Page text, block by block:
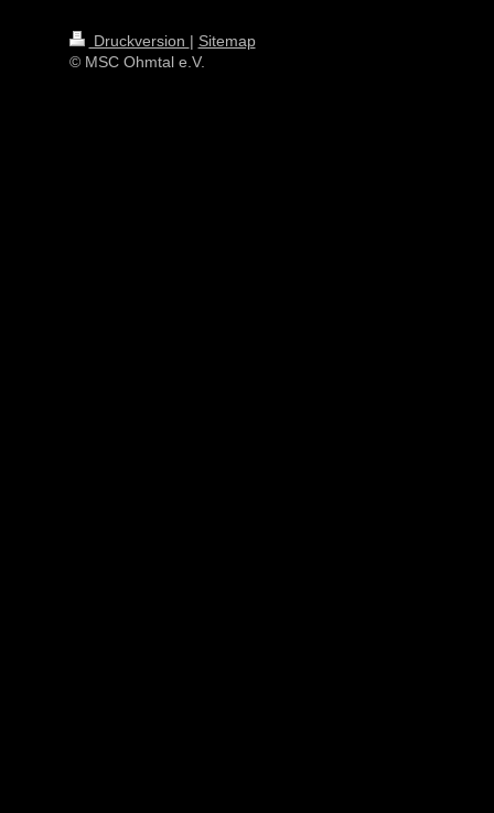
Druckversion | Sitemap
© MSC Ohmtal e.V.